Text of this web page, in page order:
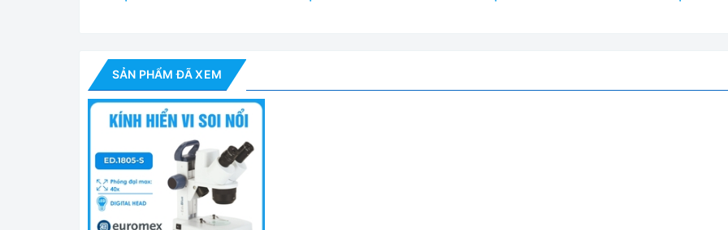
Thông số
Model
Đầu quan sát
Camera
SẢN PHẨM ĐÃ XEM